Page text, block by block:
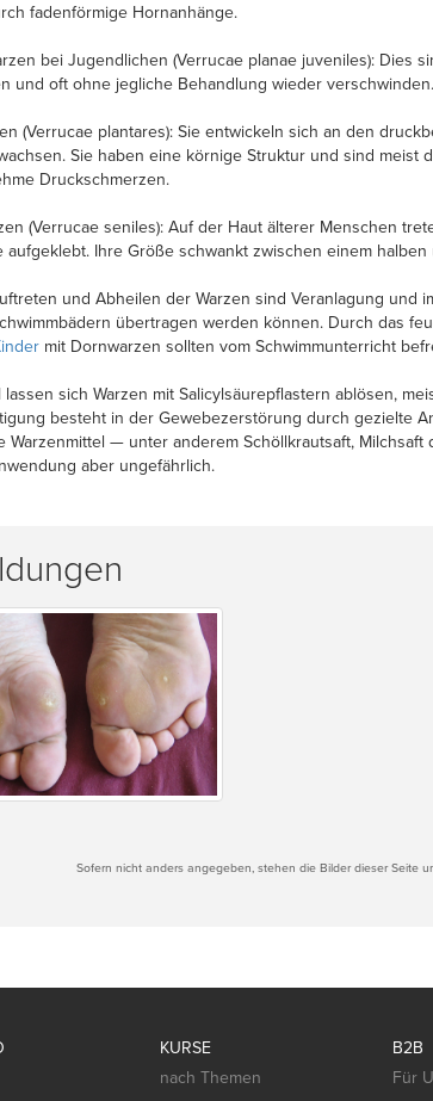
fadenförmige Hornanhänge.
bei Jugendlichen (Verrucae planae juveniles):
und oft ohne jegliche Behandlung wieder verschwinden.
(Verrucae plantares): Sie entwickeln sich an den
Sie haben eine körnige Struktur und sind
Druckschmerzen.
(Verrucae seniles): Auf der Haut älterer Menschen
aufgeklebt. Ihre Größe schwankt zwischen einem
und Abheilen der Warzen sind Veranlagung
übertragen werden können. Durch das
mit Dornwarzen sollten vom Schwimmunterricht
lassen sich Warzen mit Salicylsäurepflastern ablösen,
besteht in der Gewebezerstörung durch gezielte
Warzenmittel — unter anderem Schöllkrautsaft,
aber ungefährlich.
Sofern nicht anders angegeben, stehen die Bilder dieser Seite
KURSE
nach Themen
B2B
Für